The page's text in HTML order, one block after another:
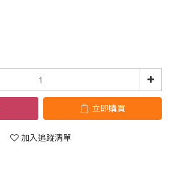
立即購買
加入追蹤清單